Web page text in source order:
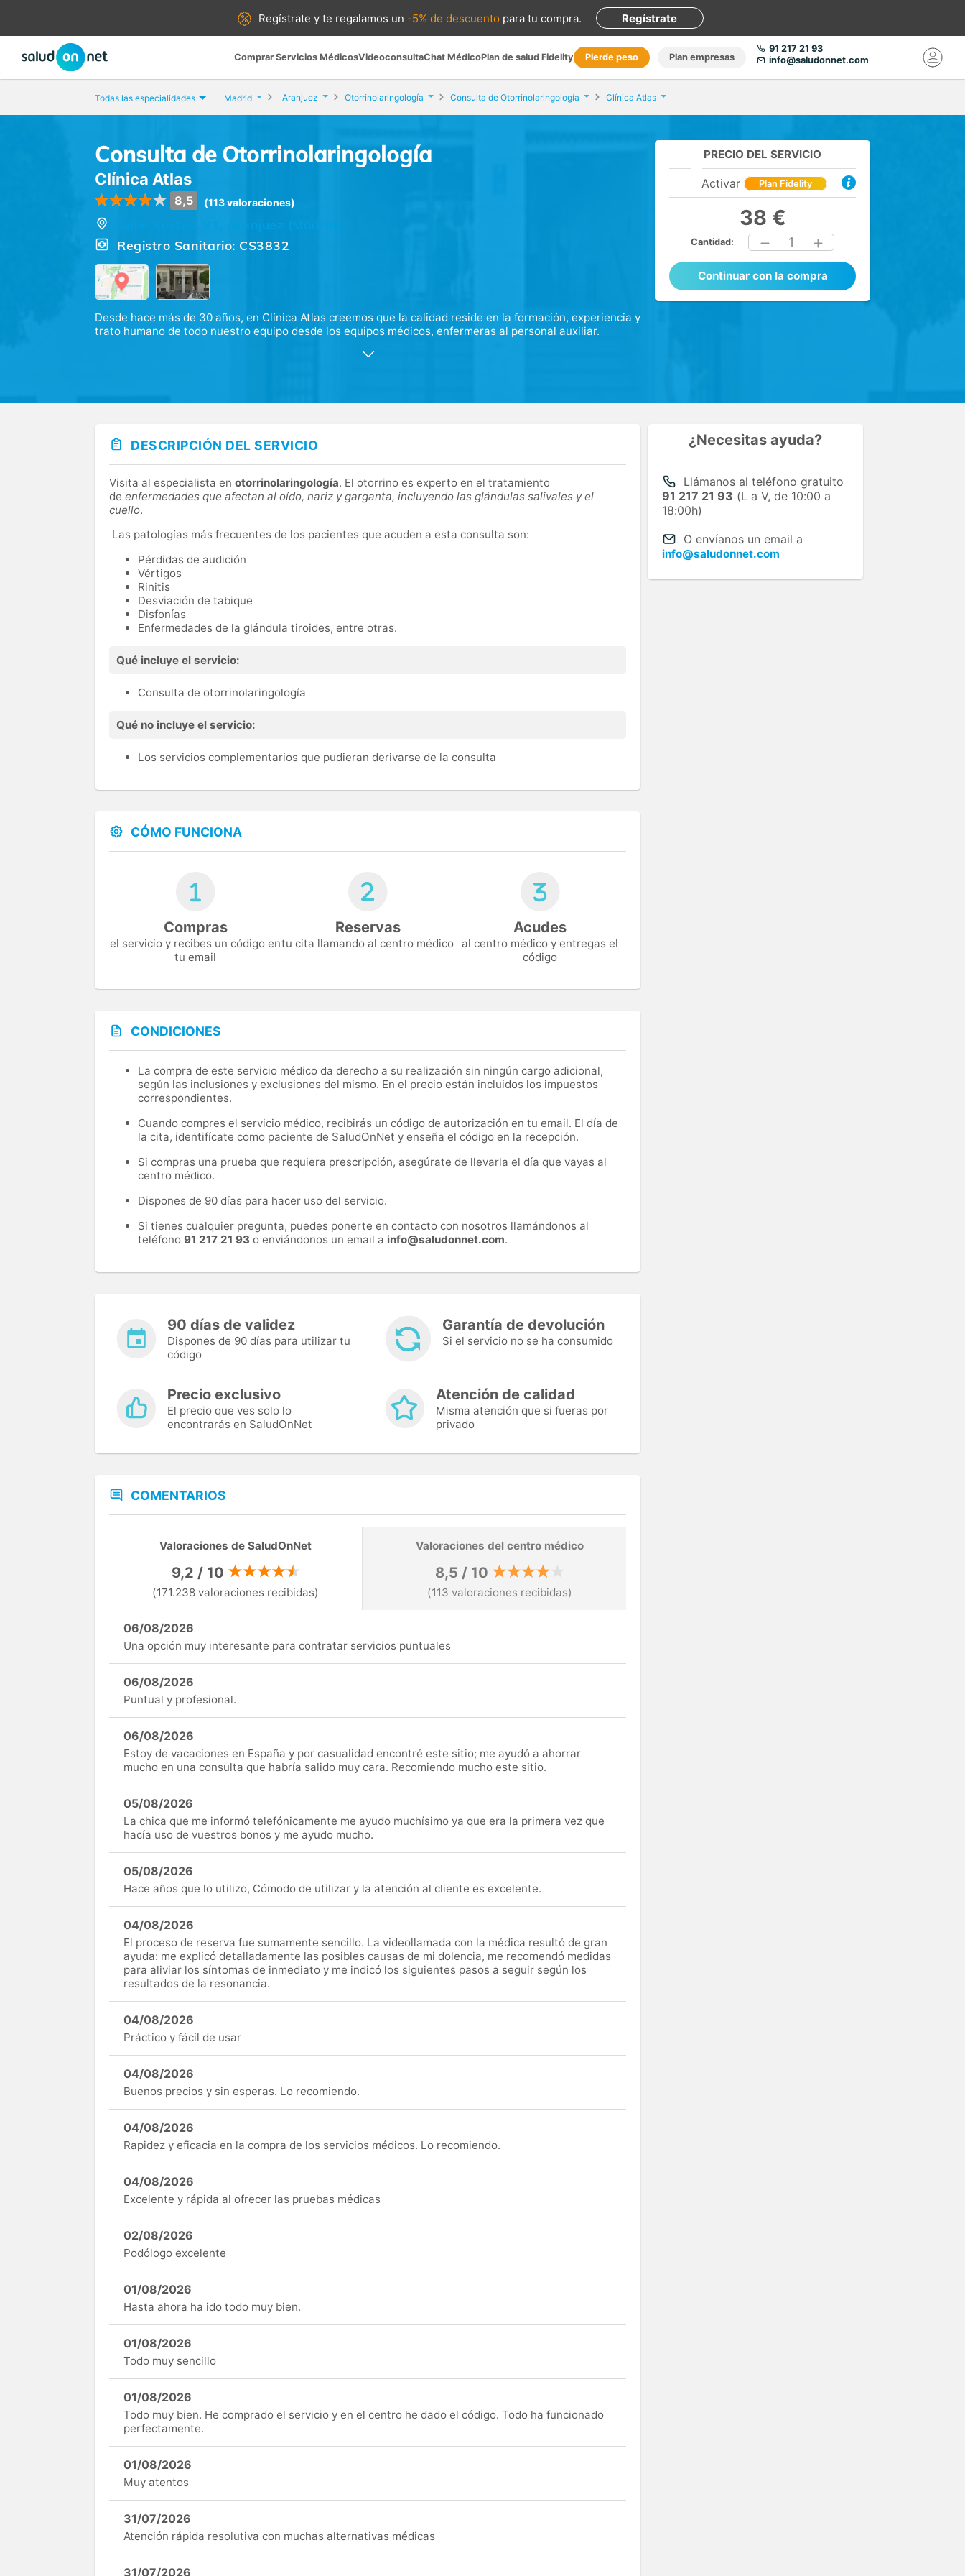
Regístrate yte regalamos un -5% de descuento para tu compra. Regístrate
Comprar Servicios MédicosVideoconsultaChat MédicoPlan de salud Fidelity Pierde peso Plan empresas
91 217 21 93
info@saludonnet.com
Todas las especialidades Madrid Aranjuez Otorrinolaringología Consulta de Otorrinolaringología Clínica Atlas
Consulta de Otorrinolaringología
Clínica Atlas
8,5 (113 valoraciones)
Registro Sanitario: CS3832
Desde hace más de 30 años, en Clínica Atlas creemos que la calidad reside en la formación, experiencia y
trato humano de todo nuestro equipo desde los equipos médicos, enfermeras al personal auxiliar.
Contamos con tecnología de vanguardia, como resonancia magnética, TAC de última generación,
Además, disponemos de una gran cantidad de consultas para las distintas especialidades, dotadas con
PRECIO DEL SERVICIO
Activar Plan Fidelity
38 €
Cantidad: 1
Continuar con la compra
DESCRIPCIÓN DEL SERVICIO
Visita al especialista en otorrinolaringología. El otorrino es experto en el tratamiento
de enfermedades que afectan al oído, nariz y garganta, incluyendo las glándulas salivales y el
cuello.
Las patologías más frecuentes de los pacientes que acuden a esta consulta son:
Pérdidas de audición
Vértigos
Rinitis
Desviación de tabique
Disfonías
Enfermedades de la glándula tiroides, entre otras.
Qué incluye el servicio:
Consulta de otorrinolaringología
Qué no incluye el servicio:
Los servicios complementarios que pudieran derivarse de la consulta
CÓMO FUNCIONA
Compras
el servicio y recibes un código en
tu email
Reservas
tu cita llamando al centro médico
Acudes
al centro médico y entregas el
código
CONDICIONES
La compra de este servicio médico da derecho a su realización sin ningún cargo adicional,
según las inclusiones y exclusiones del mismo. En el precio están incluidos los impuestos
correspondientes.
Cuando compres el servicio médico, recibirás un código de autorización en tu email. El día de
la cita, identifícate como paciente de SaludOnNet y enseña el código en la recepción.
Si compras una prueba que requiera prescripción, asegúrate de llevarla el día que vayas al
centro médico.
Dispones de 90 días para hacer uso del servicio.
Si tienes cualquier pregunta, puedes ponerte en contacto con nosotros llamándonos al
teléfono 91 217 21 93 o enviándonos un email a info@saludonnet.com.
90 días de validez
Dispones de 90 días para utilizar tu
código
Garantía de devolución
Si el servicio no se ha consumido
Precio exclusivo
El precio que ves solo lo
encontrarás en SaludOnNet
Atención de calidad
Misma atención que si fueras por
privado
COMENTARIOS
Valoraciones de SaludOnNet
9,2 / 10
(171.238 valoraciones recibidas)
Valoraciones del centro médico
8,5 / 10
(113 valoraciones recibidas)
06/08/2026
Una opción muy interesante para contratar servicios puntuales
06/08/2026
Puntual y profesional.
06/08/2026
Estoy de vacaciones en España y por casualidad encontré este sitio; me ayudó a ahorrar
mucho en una consulta que habría salido muy cara. Recomiendo mucho este sitio.
05/08/2026
La chica que me informó telefónicamente me ayudo muchísimo ya que era la primera vez que
hacía uso de vuestros bonos y me ayudo mucho.
05/08/2026
Hace años que lo utilizo, Cómodo de utilizar y la atención al cliente es excelente.
04/08/2026
El proceso de reserva fue sumamente sencillo. La videollamada con la médica resultó de gran
ayuda: me explicó detalladamente las posibles causas de mi dolencia, me recomendó medidas
para aliviar los síntomas de inmediato y me indicó los siguientes pasos a seguir según los
resultados de la resonancia.
04/08/2026
Práctico y fácil de usar
04/08/2026
Buenos precios y sin esperas. Lo recomiendo.
04/08/2026
Rapidez y eficacia en la compra de los servicios médicos. Lo recomiendo.
04/08/2026
Excelente y rápida al ofrecer las pruebas médicas
02/08/2026
Podólogo excelente
01/08/2026
Hasta ahora ha ido todo muy bien.
01/08/2026
Todo muy sencillo
01/08/2026
Todo muy bien. He comprado el servicio y en el centro he dado el código. Todo ha funcionado
perfectamente.
01/08/2026
Muy atentos
31/07/2026
Atención rápida resolutiva con muchas alternativas médicas
31/07/2026
¿Necesitas ayuda?
Llámanos al teléfono gratuito
91 217 21 93 (L a V, de 10:00 a
18:00h)
O envíanos un email a
info@saludonnet.com